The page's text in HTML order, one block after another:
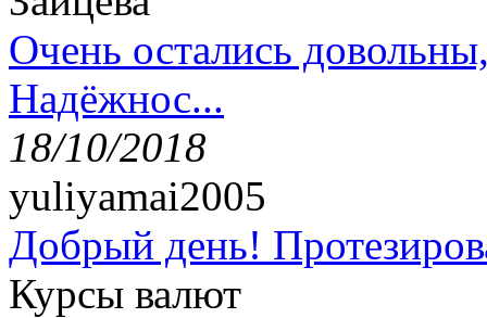
Очень остались
Надёжнос...
18/10/2018
yuliyamai2005
Добрый день!
Курсы валют